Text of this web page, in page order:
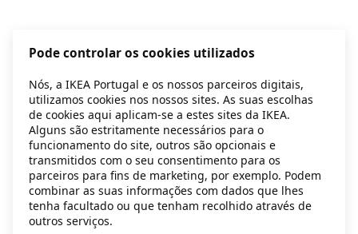
Application error: a client-side exception has occurred
Pode controlar os cookies utilizados
Nós, a IKEA Portugal e os nossos parceiros digitais,
utilizamos cookies nos nossos sites. As suas escolhas
de cookies aqui aplicam-se a estes sites da IKEA.
Alguns são estritamente necessários para o
funcionamento do site, outros são opcionais e
transmitidos com o seu consentimento para os
parceiros para fins de marketing, por exemplo. Podem
combinar as suas informações com dados que lhes
tenha facultado ou que tenham recolhido através de
outros serviços.